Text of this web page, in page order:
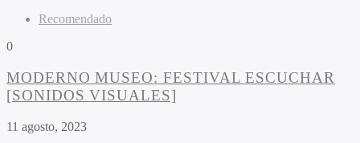
Recomendado
0
MODERNO MUSEO: FESTIVAL ESCUCHAR
[SONIDOS VISUALES]
11 agosto, 2023